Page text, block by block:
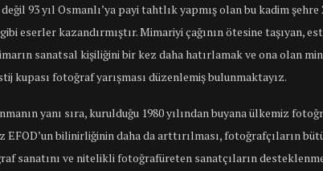
93 yıl Osmanlı’ya payi tahtlık yapmış olan bu kadim şehre
eserler kazandırmıştır. Mimariyi çağının ötesine taşıyan,
sanatsal kişiliğini bir kez daha hatırlamak ve ona olan
kupası fotoğraf yarışması düzenlemiş bulunmaktayız.
yanı sıra, kurulduğu 1980 yılından buyana ülkemiz
EFOD’un bilinirliğinin daha da arttırılması, fotoğrafçıların
sanatını ve nitelikli fotoğrafüreten sanatçıların